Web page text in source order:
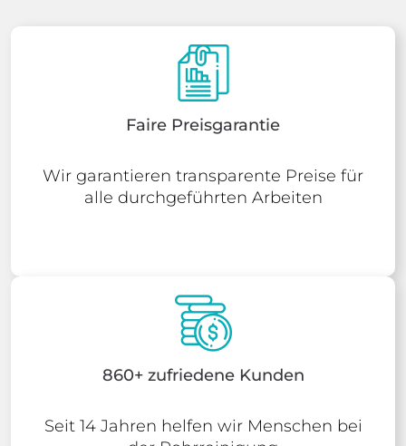
Faire Preisgarantie
Wir garantieren transparente Preise für
alle durchgeführten Arbeiten
860+ zufriedene Kunden
Seit 14 Jahren helfen wir Menschen bei